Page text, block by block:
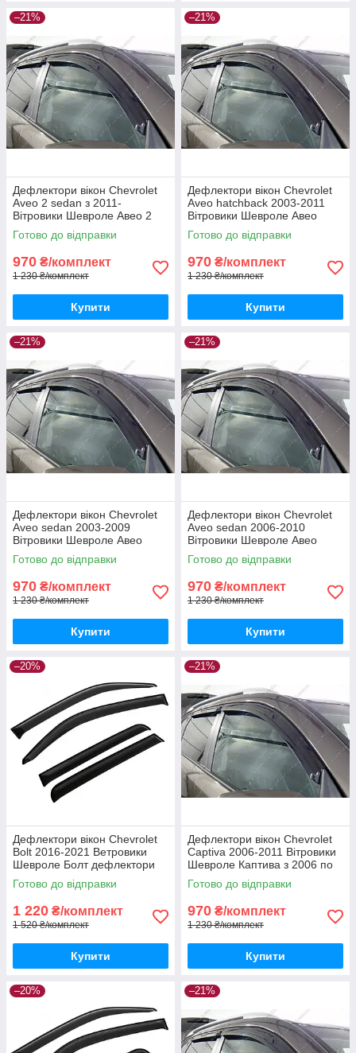
–21%
Дефлектори вікон Chevrolet
Aveo 2 sedan з 2011-
Вітровики Шевроле Авео 2
хетчбек дефлектори 4шт з
2011-
Готово до відправки
970 ₴/комплект
1 230 ₴/комплект
Купити
–21%
Дефлектори вікон Chevrolet
Aveo hatchback 2003-2011
Вітровики Шевроле Авео
хетчбек дефлектори 4шт з
2003 по 2011
Готово до відправки
970 ₴/комплект
1 230 ₴/комплект
Купити
–21%
Дефлектори вікон Chevrolet
Aveo sedan 2003-2009
Вітровики Шевроле Авео
седан дефлектори 4шт с
2003 по 2009
Готово до відправки
970 ₴/комплект
1 230 ₴/комплект
Купити
–21%
Дефлектори вікон Chevrolet
Aveo sedan 2006-2010
Вітровики Шевроле Авео
седан дефлектори 4шт с
2006 по 2010
Готово до відправки
970 ₴/комплект
1 230 ₴/комплект
Купити
–20%
Дефлектори вікон Chevrolet
Bolt 2016-2021 Ветровики
Шевроле Болт дефлектори
4шт з 2016 по 2021
Готово до відправки
1 220 ₴/комплект
1 520 ₴/комплект
Купити
–21%
Дефлектори вікон Chevrolet
Captiva 2006-2011 Вітровики
Шевроле Каптива з 2006 по
2011 дефлектори 4шт
Готово до відправки
970 ₴/комплект
1 230 ₴/комплект
Купити
–20% –21%